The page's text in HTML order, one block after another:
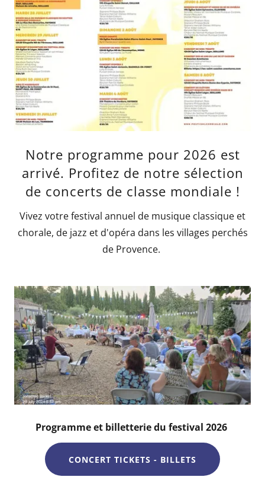
Notre programme pour 2026 est
arrivé. Profitez de notre sélection
de concerts de classe mondiale !
Vivez votre festival annuel de musique classique et
chorale, de jazz et d'opéra dans les villages perchés
de Provence.
Programme et billetterie du festival 2026
CONCERT TICKETS - BILLETS